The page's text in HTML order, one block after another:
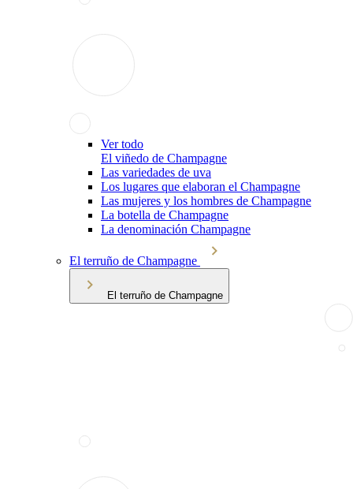
Ver todo
El viñedo de Champagne
Las variedades de uva
Los lugares que elaboran el Champagne
Las mujeres y los hombres de Champagne
La botella de Champagne
La denominación Champagne
El terruño de Champagne
El terruño de Champagne